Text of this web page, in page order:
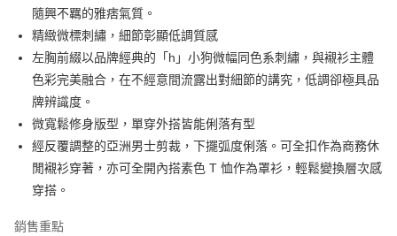
【大哥付你分期使用說明】
1.本服務由台灣大哥大提供，台灣大哥大用戶可立即使用無須另外申請。
2.付款方式選擇「大哥付你分期」，訂單成立後會自動跳轉到大哥付的交易
流程，驗證手機門號後，選擇欲分期的期數、繳款截止日，確認付款後即完
成交易。
3.實際核准額度、可分期數及費用金額請依後續交易確認頁面所載為準。
4.訂單成立30分鐘內，如未前往確認交易或遇審核未通過，訂單將自動取
消。如遇「轉專審核」未通過狀況，表示未達大哥付你分期系統評分，恕無
【繳款方式說明】
1.分期款項不併入電信帳單，「大哥付你分期」於每月結算日後寄送繳費提
醒簡訊。
2.透過簡訊連結打開帳單後，可選擇「超商條碼／台灣大直營門市／銀行轉
AFTEE先享後付
相關說明
【關於「AFTEE先享後付」】
AFTEE先享後付是「在收到商品之後才付款」的支付方式。 讓您購物簡單
便利好安心！
１．簡單：不需註冊會員、不需綁卡、不需儲值。
２．便利：只要手機號碼，簡訊認證，即可結帳。
３．安心：先確認商品／服務後，再付款。
【「AFTEE先享後付」結帳流程】
１．於結帳方式選擇「AFTEE先享後付」後，將跳轉至「AFTEE先享後付」
２．訂單成立數日內，您將收到繳費通知簡訊。
ATM付款
運送方式
全家取貨付款
免運費
免運費
隨興不羈的雅痞氣質。
精緻微標刺繡，細節彰顯低調質感
左胸前綴以品牌經典的「h」小狗微幅同色系刺繡，與襯衫主體
色彩完美融合，在不經意間流露出對細節的講究，低調卻極具品
牌辨識度。
微寬鬆修身版型，單穿外搭皆能俐落有型
經反覆調整的亞洲男士剪裁，下擺弧度俐落。可全扣作為商務休
閒襯衫穿著，亦可全開內搭素色 T 恤作為罩衫，輕鬆變換層次感
穿搭。
銷售重點